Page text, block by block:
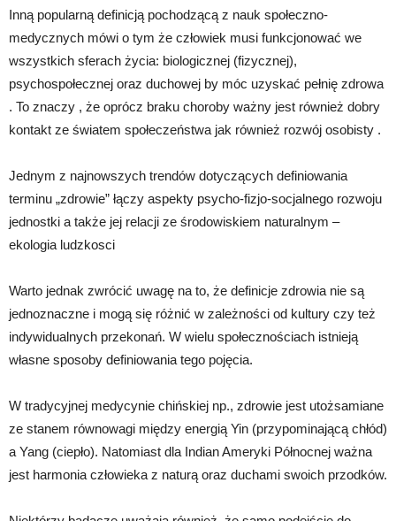
Inną popularną definicją pochodzącą z nauk społeczno-
medycznych mówi o tym że człowiek musi funkcjonować we
wszystkich sferach życia: biologicznej (fizycznej),
psychospołecznej oraz duchowej by móc uzyskać pełnię zdrowa
. To znaczy , że oprócz braku choroby ważny jest również dobry
kontakt ze światem społeczeństwa jak również rozwój osobisty .
Jednym z najnowszych trendów dotyczących definiowania
terminu „zdrowie” łączy aspekty psycho-fizjo-socjalnego rozwoju
jednostki a także jej relacji ze środowiskiem naturalnym –
ekologia ludzkosci
Warto jednak zwrócić uwagę na to, że definicje zdrowia nie są
jednoznaczne i mogą się różnić w zależności od kultury czy też
indywidualnych przekonań. W wielu społecznościach istnieją
własne sposoby definiowania tego pojęcia.
W tradycyjnej medycynie chińskiej np., zdrowie jest utożsamiane
ze stanem równowagi między energią Yin (przypominającą chłód)
a Yang (ciepło). Natomiast dla Indian Ameryki Północnej ważna
jest harmonia człowieka z naturą oraz duchami swoich przodków.